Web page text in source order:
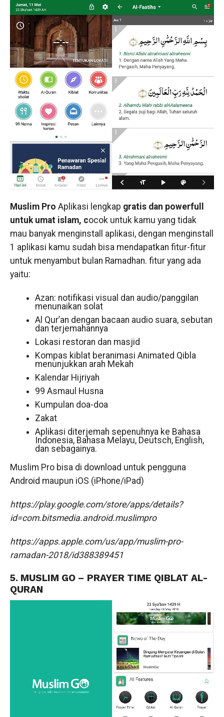
Muslim Pro Aplikasi lengkap gratis dan powerfull
untuk umat islam, cocok untuk kamu yang tidak
mau banyak menginstall aplikasi, dengan menginstall
1 aplikasi kamu sudah bisa mendapatkan fitur-fitur
untuk menyambut bulan Ramadhan. fitur yang ada
yaitu:
Azan: notifikasi visual dan audio/panggilan
menunaikan solat
Al Qur’an dengan bacaan audio suara, sebutan
dan terjemahannya
Lokasi restoran dan masjid
Kompas kiblat beranimasi Animated Qibla
menunjukkan arah Mekah
Kalendar Hijriyah
99 Asmaul Husna
Kumpulan doa-doa
Zakat
Aplikasi diterjemah sepenuhnya ke Bahasa
Indonesia, Bahasa Melayu, Deutsch, English,
dan sebagainya.
Muslim Pro bisa di download untuk pengguna
Android maupun iOS (iPhone/iPad)
https://play.google.com/store/apps/details?
id=com.bitsmedia.android.muslimpro
https://apps.apple.com/us/app/muslim-pro-
ramadan-2018/id388389451
5. MUSLIM GO – PRAYER TIME QIBLAT AL-
QURAN